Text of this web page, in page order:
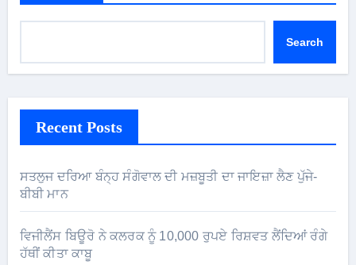
Search
Recent Posts
ਸਤਲੁਜ ਦਰਿਆ ਬੰਨ੍ਹ ਸੰਗੋਵਾਲ ਦੀ ਮਜ਼ਬੂਤੀ ਦਾ ਜਾਇਜ਼ਾ ਲੈਣ ਪੁੱਜੇ-
ਬੀਬੀ ਮਾਨ
ਵਿਜੀਲੈਂਸ ਬਿਊਰੋ ਨੇ ਕਲਰਕ ਨੂੰ 10,000 ਰੁਪਏ ਰਿਸ਼ਵਤ ਲੈਂਦਿਆਂ ਰੰਗੇ
ਹੱਥੀਂ ਕੀਤਾ ਕਾਬੂ